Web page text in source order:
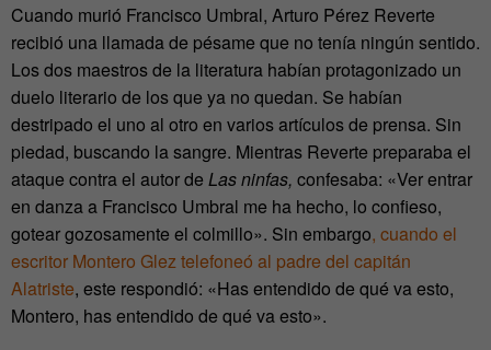
Cuando murió Francisco Umbral, Arturo Pérez Reverte
recibió una llamada de pésame que no tenía ningún sentido.
Los dos maestros de la literatura habían protagonizado un
duelo literario de los que ya no quedan. Se habían
destripado el uno al otro en varios artículos de prensa. Sin
piedad, buscando la sangre. Mientras Reverte preparaba el
ataque contra el autor de Las ninfas, confesaba: «Ver entrar
en danza a Francisco Umbral me ha hecho, lo confieso,
gotear gozosamente el colmillo». Sin embargo, cuando el
escritor Montero Glez telefoneó al padre del capitán
Alatriste, este respondió: «Has entendido de qué va esto,
Montero, has entendido de qué va esto».